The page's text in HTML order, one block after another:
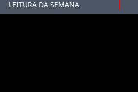
LEITURA DA SEMANA